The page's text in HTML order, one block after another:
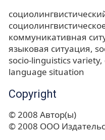
коммуникативная
языковая ситуация
socio-linguistics variety
language situation
Copyright
© 2008 Автор(ы)
© 2008 ООО